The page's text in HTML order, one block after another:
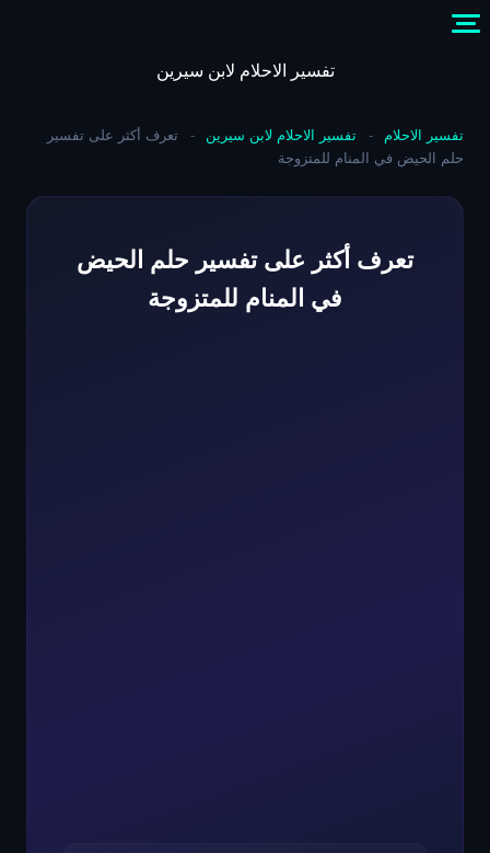
content
تفسير الاحلام لابن سيرين
تفسير الاحلام - تفسير الاحلام لابن سيرين -
تعرف أكثر على تفسير
حلم الحيض في المنام للمتزوجة
تعرف أكثر على تفسير حلم الحيض
في المنام للمتزوجة